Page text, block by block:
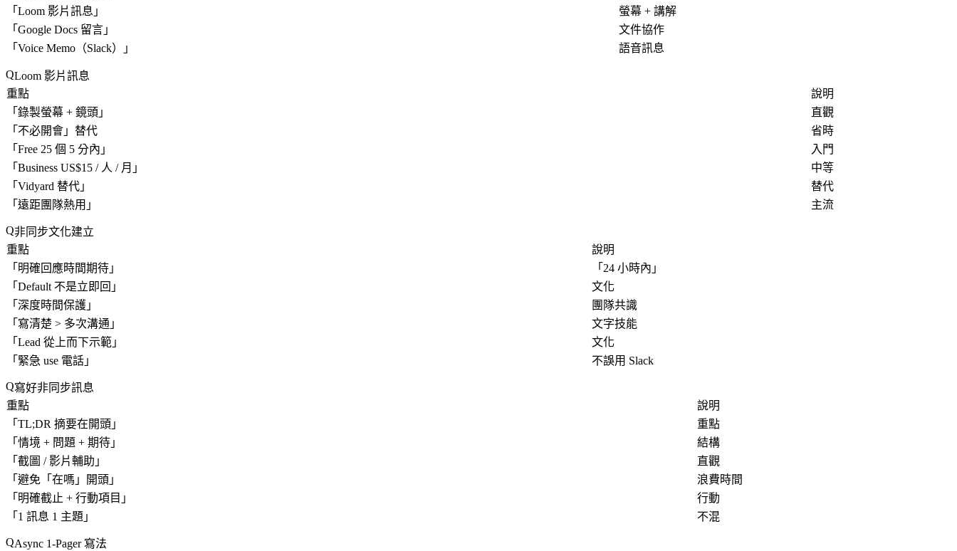
「 Loom 影片訊息 」
螢幕 + 講解
「 Google Docs 留言 」
文件協作
「 Voice Memo（Slack） 」 語音訊息
Loom 影片訊息
重點
說明
「 錄製螢幕 + 鏡頭 」
直觀
「不必開會」替代
省時
「 Free 25 個 5 分內 」
入門
「 Business US$15 / 人 / 月 」
中等
「 Vidyard 替代 」
替代
「 遠距團隊熱用 」 主流
非同步文化建立
重點
說明
「 明確回應時間期待 」
「24 小時內」
「 Default 不是立即回 」
文化
「 深度時間保護 」
團隊共識
「 寫清楚 > 多次溝通 」
文字技能
「 Lead 從上而下示範 」
文化
「 緊急 use 電話 」 不誤用 Slack
寫好非同步訊息
重點
說明
「 TL;DR 摘要在開頭 」
重點
「 情境 + 問題 + 期待 」
結構
「 截圖 / 影片輔助 」
直觀
「 避免「在嗎」開頭 」
浪費時間
「 明確截止 + 行動項目 」
行動
「 1 訊息 1 主題 」 不混
Async 1-Pager 寫法